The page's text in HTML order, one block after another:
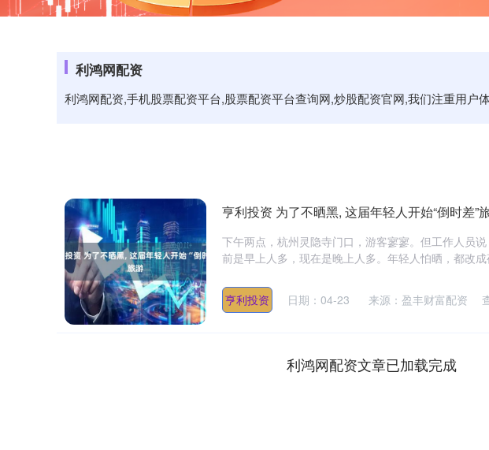
利鸿网配资
利鸿网配资,手机股票配资平台,股票配资平台查询网,炒股配资官网,我们注重用
亨利投资 为了不晒黑, 这届年轻人开始“倒时差”
下午两点，杭州灵隐寺门口，游客寥寥。但工作人员
前是早上人多，现在是晚上人多。年轻人怕晒，都改
亨利投资 日期：04-23 来源：盈丰财富配资
利鸿网配资文章已加载完成